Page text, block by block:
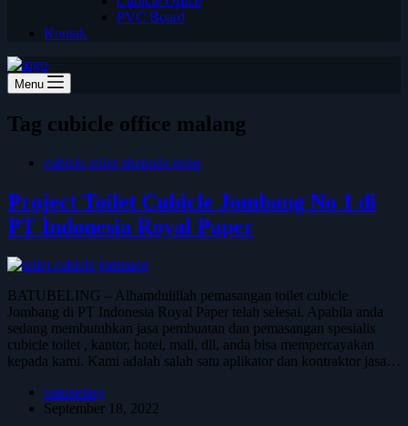
PVC Board
Kontak
Menu
Tag cubicle office malang
cubicle toilet phenolic resin
Project Toilet Cubicle Jombang No 1 di
PT Indonesia Royal Paper
BATUBELING – Alhamdulillah pemasangan toilet cubicle
Jombang di PT Indonesia Royal Paper telah selesai. Apabila anda
sedang membutuhkan jasa pembuatan dan pemasangan spesialis
cubicle toilet , kantor, hotel, mall, dll, anda bisa mempercayakan
kepada kami. Kami adalah salah satu aplikator dan kontraktor jasa…
batubeling
September 18, 2022